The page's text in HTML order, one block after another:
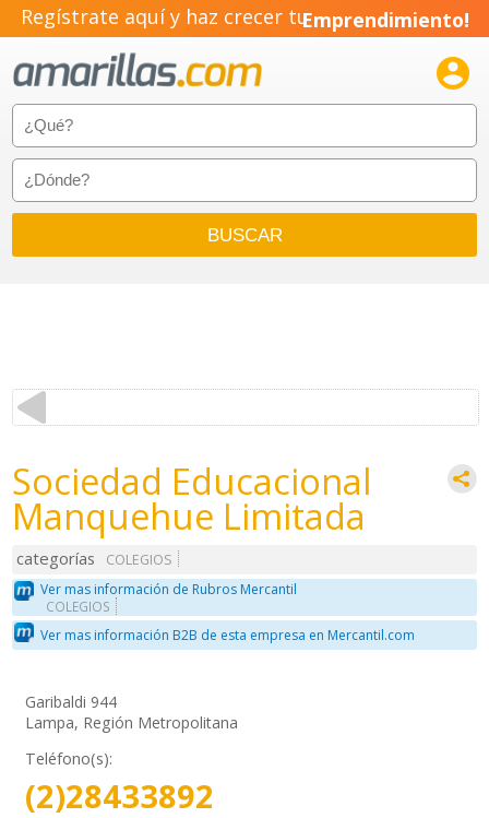
Regístrate aquí y haz crecer tuEmprendimiento!

Sociedad Educacional
Manquehue Limitada
categorías
COLEGIOS
Ver mas información de Rubros Mercantil
COLEGIOS
Ver mas información B2B de esta empresa en Mercantil.com
Garibaldi 944
Lampa, Región Metropolitana
Teléfono(s):
(2)28433892